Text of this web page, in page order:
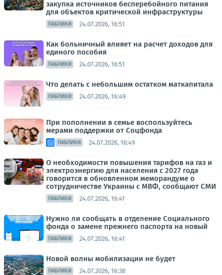
закупка источников бесперебойного питания
для объектов критической инфраструктуры
ПАБЛИКИ 24.07.2026, 16:51
Как больничный влияет на расчет доходов для
единого пособия
ПАБЛИКИ 24.07.2026, 16:51
Что делать с небольшим остатком маткапитала
ПАБЛИКИ 24.07.2026, 16:49
При пополнении в семье воспользуйтесь
мерами поддержки от Соцфонда
ПАБЛИКИ 24.07.2026, 16:49
О необходимости повышения тарифов на газ и
электроэнергию для населения с 2027 года
говорится в обновленном меморандуме о
сотрудничестве Украины с МВФ, сообщают СМИ
ПАБЛИКИ 24.07.2026, 16:41
Нужно ли сообщать в отделение Социального
фонда о замене прежнего паспорта на новый
ПАБЛИКИ 24.07.2026, 16:41
Новой волны мобилизации не будет
ПАБЛИКИ 24.07.2026, 16:38